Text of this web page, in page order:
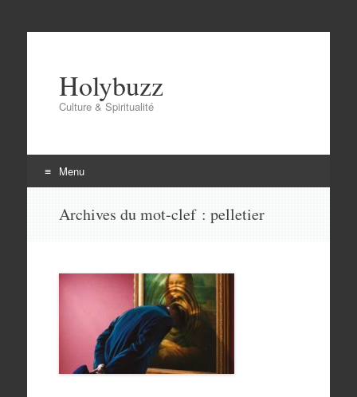
Holybuzz
Culture & Spiritualité
Menu
Archives du mot-clef : pelletier